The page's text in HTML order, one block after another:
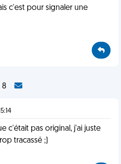
c'est pour signaler une
8
c'était pas original, j'ai juste
tracassé ;)